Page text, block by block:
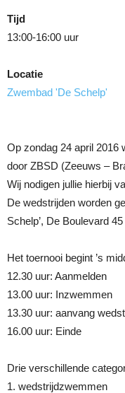
Tijd
13:00-16:00 uur
Locatie
Zwembad 'De Schelp'
Op zondag 24 april 2016
door ZBSD (Zeeuws –
Wij nodigen jullie hierbij
De wedstrijden worden
Schelp’, De Boulevard
Het toernooi begint ’s
12.30 uur: Aanmelden
13.00 uur: Inzwemmen
13.30 uur: aanvang
16.00 uur: Einde
Drie verschillende
1. wedstrijdzwemmen